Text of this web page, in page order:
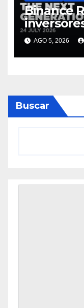
Binance
financiera
AGO 5, 2026
Buscar